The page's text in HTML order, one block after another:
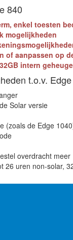
840
enkel toesten
mogelijkheden
of aanpassen op
intern
t.o.v.
Solar versie
(zoals de Edge
overdracht meer
26 uren non-solar,